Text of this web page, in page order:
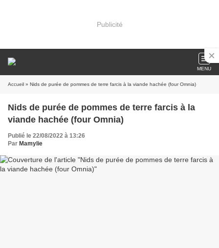
Publicité
MENU
Accueil » Nids de purée de pommes de terre farcis à la viande hachée (four Omnia)
Nids de purée de pommes de terre farcis à la
viande hachée (four Omnia)
Publié le 22/08/2022 à 13:26
Par Mamylie